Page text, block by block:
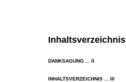
Inhaltsverzeichnis
DANKSAGUNG ... II
INHALTSVERZEICHNIS ... III